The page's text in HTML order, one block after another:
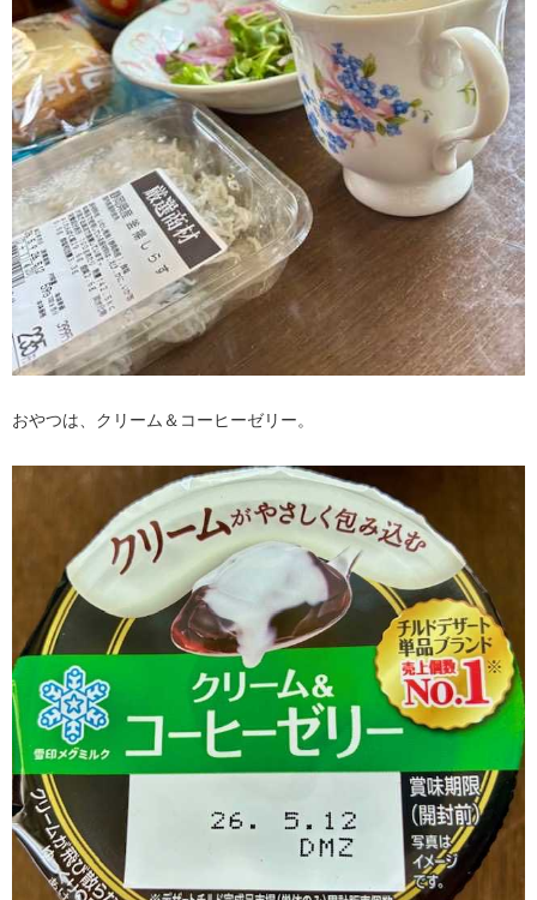
おやつは、クリーム＆コーヒーゼリー。